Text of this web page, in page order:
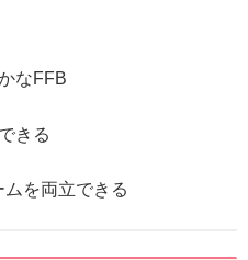
なFFB
きる
を両立できる